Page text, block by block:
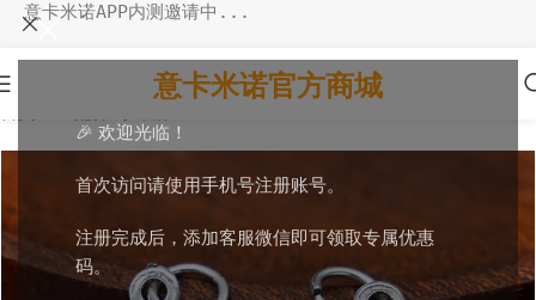
🎉 欢迎光临！
首次访问请使用手机号注册账号。
注册完成后，添加客服微信即可领取专属优惠
码。
意卡米诺APP内测邀请中...
意卡米诺官方商城